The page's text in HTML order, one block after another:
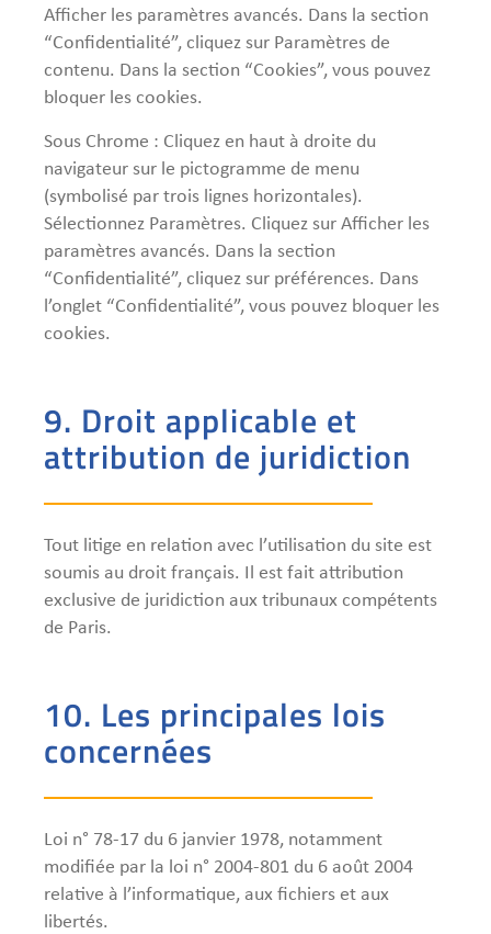
Afficher les paramètres avancés. Dans la section
“Confidentialité”, cliquez sur Paramètres de
contenu. Dans la section “Cookies”, vous pouvez
bloquer les cookies.
Sous Chrome : Cliquez en haut à droite du
navigateur sur le pictogramme de menu
(symbolisé par trois lignes horizontales).
Sélectionnez Paramètres. Cliquez sur Afficher les
paramètres avancés. Dans la section
“Confidentialité”, cliquez sur préférences. Dans
l’onglet “Confidentialité”, vous pouvez bloquer les
cookies.
9. Droit applicable et
attribution de juridiction
Tout litige en relation avec l’utilisation du site est
soumis au droit français. Il est fait attribution
exclusive de juridiction aux tribunaux compétents
de Paris.
10. Les principales lois
concernées
Loi n° 78-17 du 6 janvier 1978, notamment
modifiée par la loi n° 2004-801 du 6 août 2004
relative à l’informatique, aux fichiers et aux
libertés.